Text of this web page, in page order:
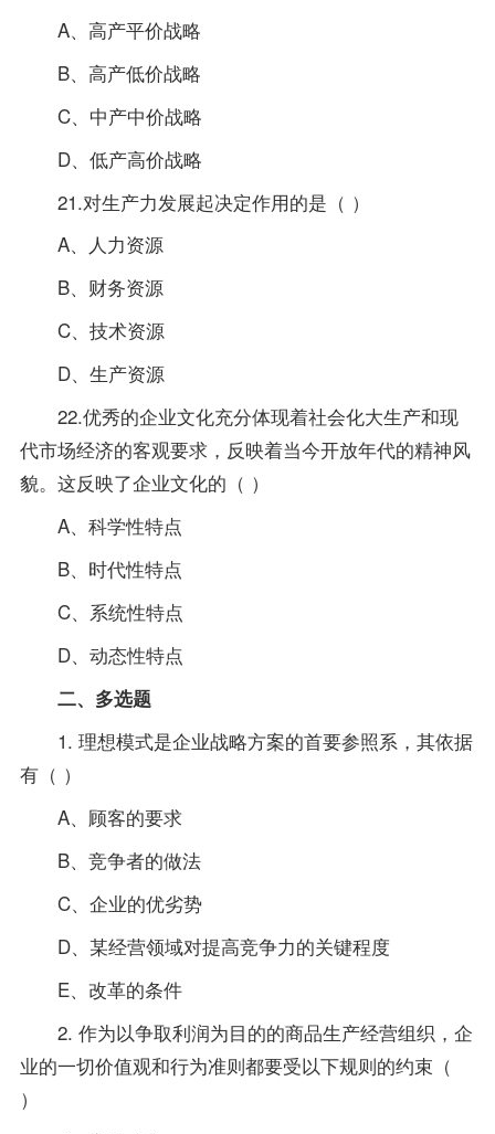
A、高产平价战略
B、高产低价战略
C、中产中价战略
D、低产高价战略
21.对生产力发展起决定作用的是（ ）
A、人力资源
B、财务资源
C、技术资源
D、生产资源
22.优秀的企业文化充分体现着社会化大生产和现
代市场经济的客观要求，反映着当今开放年代的精神风
貌。这反映了企业文化的（ ）
A、科学性特点
B、时代性特点
C、系统性特点
D、动态性特点
二、多选题
1. 理想模式是企业战略方案的首要参照系，其依据
有（ ）
A、顾客的要求
B、竞争者的做法
C、企业的优劣势
D、某经营领域对提高竞争力的关键程度
E、改革的条件
2. 作为以争取利润为目的的商品生产经营组织，企
业的一切价值观和行为准则都要受以下规则的约束（
）